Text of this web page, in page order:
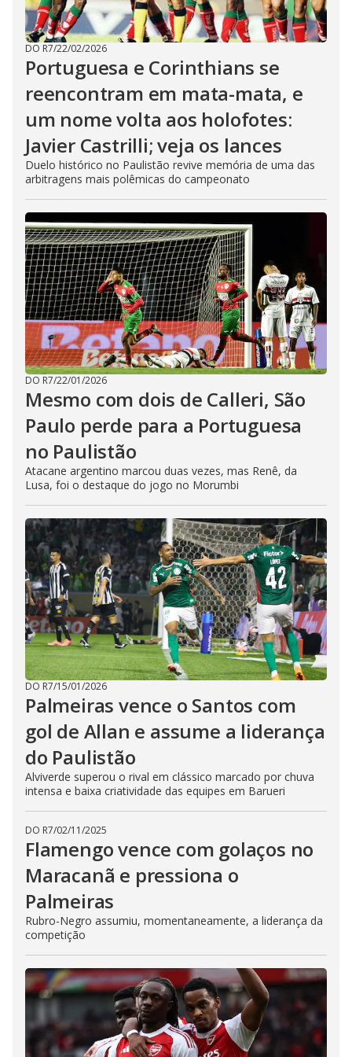
DO R7/22/02/2026
Portuguesa e Corinthians se
reencontram em mata-mata, e
um nome volta aos holofotes:
Javier Castrilli; veja os lances
Duelo histórico no Paulistão revive memória de uma das
arbitragens mais polêmicas do campeonato
DO R7/22/01/2026
Mesmo com dois de Calleri, São
Paulo perde para a Portuguesa
no Paulistão
Atacane argentino marcou duas vezes, mas Renê, da
Lusa, foi o destaque do jogo no Morumbi
DO R7/15/01/2026
Palmeiras vence o Santos com
gol de Allan e assume a liderança
do Paulistão
Alviverde superou o rival em clássico marcado por chuva
intensa e baixa criatividade das equipes em Barueri
DO R7/02/11/2025
Flamengo vence com golaços no
Maracanã e pressiona o
Palmeiras
Rubro-Negro assumiu, momentaneamente, a liderança da
competição